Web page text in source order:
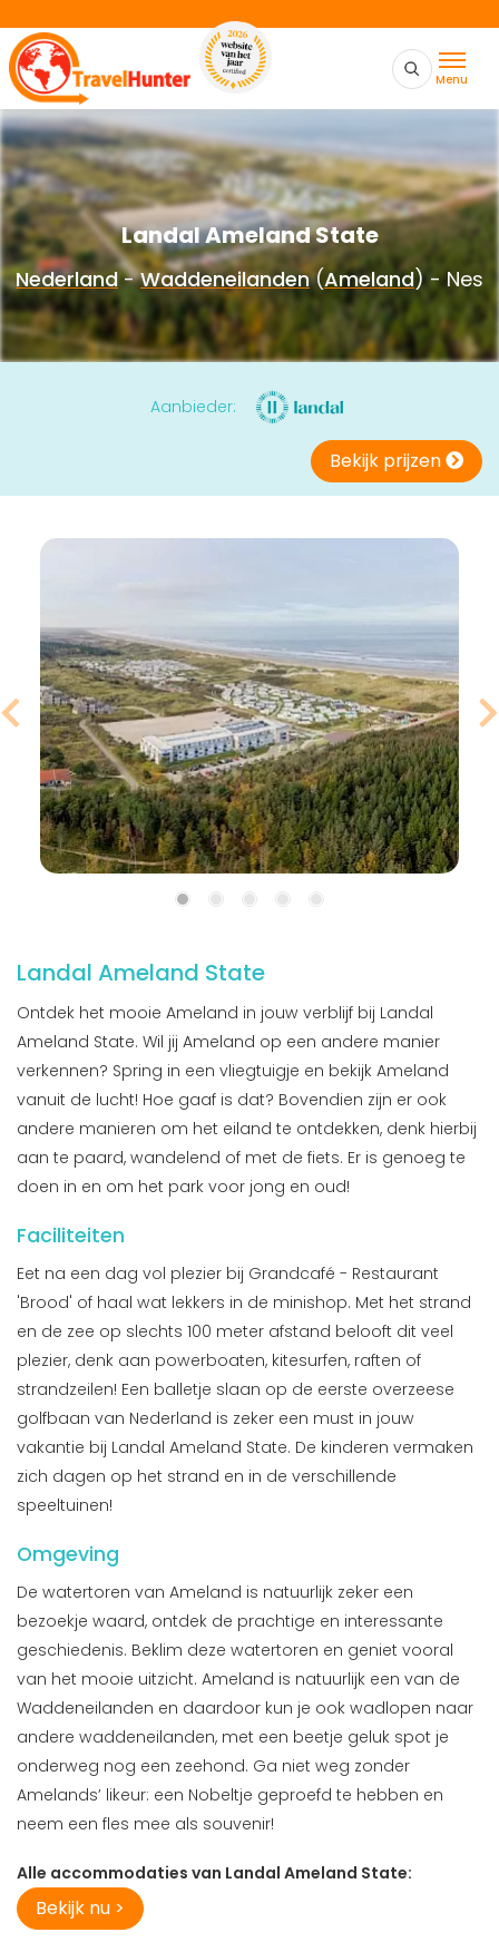
Menu
Landal Ameland State
Nederland-Waddeneilanden(Ameland) - Nes
Aanbieder:
Bekijk prijzen
Landal Ameland State
Ontdek het mooie Ameland in jouw verblijf bij Landal
Ameland State. Wil jij Ameland op een andere manier
verkennen? Spring in een vliegtuigje en bekijk Ameland
vanuit de lucht! Hoe gaaf is dat? Bovendien zijn er ook
andere manieren om het eiland te ontdekken, denk hierbij
aan te paard, wandelend of met de fiets. Er is genoeg te
doen in en om het park voor jong en oud!
Faciliteiten
Eet na een dag vol plezier bij Grandcafé - Restaurant
'Brood' of haal wat lekkers in de minishop. Met het strand
en de zee op slechts 100 meter afstand belooft dit veel
plezier, denk aan powerboaten, kitesurfen, raften of
strandzeilen! Een balletje slaan op de eerste overzeese
golfbaan van Nederland is zeker een must in jouw
vakantie bij Landal Ameland State. De kinderen vermaken
zich dagen op het strand en in de verschillende
speeltuinen!
Omgeving
De watertoren van Ameland is natuurlijk zeker een
bezoekje waard, ontdek de prachtige en interessante
geschiedenis. Beklim deze watertoren en geniet vooral
van het mooie uitzicht. Ameland is natuurlijk een van de
Waddeneilanden en daardoor kun je ook wadlopen naar
andere waddeneilanden, met een beetje geluk spot je
onderweg nog een zeehond. Ga niet weg zonder
Amelands’ likeur: een Nobeltje geproefd te hebben en
neem een fles mee als souvenir!
Alle accommodaties van Landal Ameland State:
Bekijk nu >